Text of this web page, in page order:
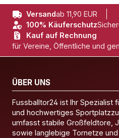
Versandab 11,90 EUR
100% Käuferschutz
Kauf auf Rechnung
für Vereine, Öffentliche und
ÜBER UNS
Fussballtor24 ist Ihr Spezialist
und hochwertiges
umfasst stabile Großfeldtore,
sowie langlebige Tornetze